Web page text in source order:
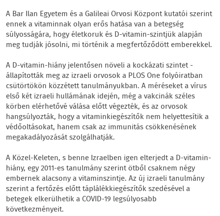
A Bar Ilan Egyetem és a Galileai Orvosi Központ kutatói szerint
ennek a vitaminnak olyan erős hatása van a betegség
súlyosságára, hogy életkoruk és D-vitamin-szintjük alapján
meg tudják jósolni, mi történik a megfertőződött emberekkel.
A D-vitamin-hiány jelentősen növeli a kockázati szintet -
állapították meg az izraeli orvosok a PLOS One folyóiratban
csütörtökön közzétett tanulmányukban. A méréseket a vírus
első két izraeli hullámának idején, még a vakcinák széles
körben elérhetővé válása előtt végezték, és az orvosok
hangsúlyozták, hogy a vitaminkiegészítők nem helyettesítik a
védőoltásokat, hanem csak az immunitás csökkenésének
megakadályozását szolgálhatják.
A Közel-Keleten, s benne Izraelben igen elterjedt a D-vitamin-
hiány, egy 2011-es tanulmány szerint ötből csaknem négy
embernek alacsony a vitaminszintje. Az új izraeli tanulmány
szerint a fertőzés előtt táplálékkiegészítők szedésével a
betegek elkerülhetik a COVID-19 legsúlyosabb
következményeit.